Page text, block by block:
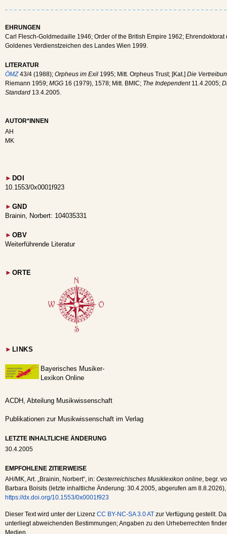
EHRUNGEN
Carl Flesch-Goldmedaille 1946; Order of the British Empire 1962;
Goldenes Verdienstzeichen des Landes Wien 1999.
LITERATUR
ÖMZ43/4 (1988); Orpheus im Exil 1995; Mitt. Orpheus Trust; [Kat.] Die
Riemann 1959; MGG 16 (1979), 1578; Mitt. BMIC; The Independent11.4.2005;
Standard 13.4.2005.
AUTOR*INNEN
AH
MK
► DOI
10.1553/0x0001f923
► GND
Brainin, Norbert: 104035331
► OBV
Weiterführende Literatur
► ORTE
► LINKS
Bayerisches Musiker-
Lexikon Online
ACDH, Abteilung Musikwissenschaft
Publikationen zur Musikwissenschaft im Verlag
LETZTE INHALTLICHE ÄNDERUNG
30.4.2005
EMPFOHLENE ZITIERWEISE
AH/MK , Art. „Brainin, Norbert“, in: Oesterreichisches Musiklexikon online , begr.
Barbara Boisits (letzte inhaltliche Änderung: 30.4.2005 , abgerufen am 8.8.2026),
https://dx.doi.org/10.1553/0x0001f923
Dieser Text wird unter der Lizenz CC BY-NC-SA 3.0 AT zur Verfügung gestellt.
unterliegt abweichenden Bestimmungen; Angaben zu den Urheberrechten
Medien.